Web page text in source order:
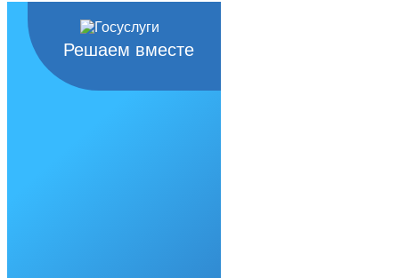
Решаем вместе